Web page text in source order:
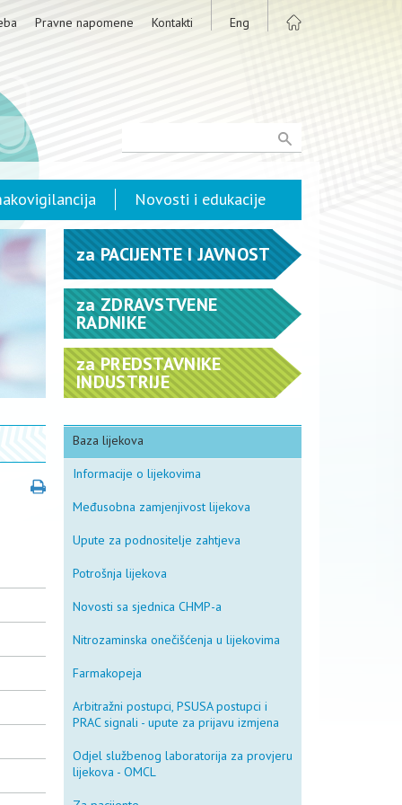
Pravne napomene Kontakti Eng
Novosti i edukacije
za PACIJENTE I JAVNOST
za ZDRAVSTVENE
RADNIKE
zaPREDSTAVNIKE
INDUSTRIJE
Baza lijekova
Informacije o lijekovima
Međusobna zamjenjivost lijekova
Upute za podnositelje zahtjeva
Potrošnja lijekova
Novosti sa sjednica CHMP-a
Nitrozaminska onečišćenja u lijekovima
Farmakopeja
Arbitražni postupci, PSUSA postupci i
PRAC signali - upute za prijavu izmjena
Odjel službenog laboratorija za provjeru
lijekova - OMCL